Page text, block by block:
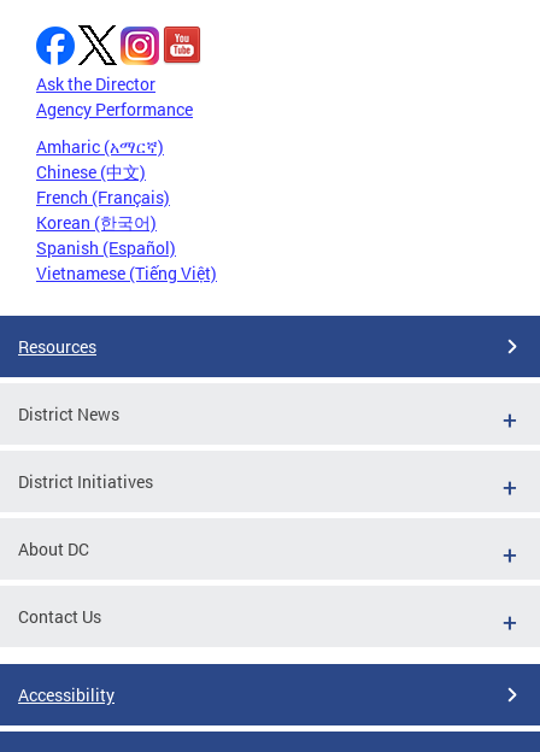
Ask the Director
Agency Performance
Amharic (አማርኛ)
Chinese (中文)
French (Français)
Korean (한국어)
Spanish (Español)
Vietnamese (Tiếng Việt)
Resources
District News
District Initiatives
About DC
Contact Us
Accessibility